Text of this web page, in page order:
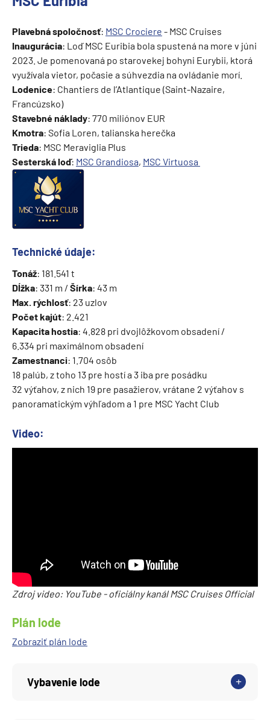
Plavebná spoločnosť: MSC Crociere - MSC Cruises
Inaugurácia: Loď MSC Euribia bola spustená na more v júni
2023. Je pomenovaná po starovekej bohyni Eurybii, ktorá
využívala vietor, počasie a súhvezdia na ovládanie morí.
Lodenice: Chantiers de l’Atlantique (Saint-Nazaire,
Francúzsko)
Stavebné náklady: 770 miliónov EUR
Kmotra: Sofia Loren, talianska herečka
Trieda: MSC Meraviglia Plus
Sesterská loď: MSC Grandiosa, MSC Virtuosa
Technické údaje:
Tonáž: 181.541 t
Dĺžka: 331 m / Šírka: 43 m
Max. rýchlosť: 23 uzlov
Počet kajút: 2.421
Kapacita hostia: 4.828 pri dvojlôžkovom obsadení /
6.334 pri maximálnom obsadení
Zamestnanci: 1.704 osôb
18 palúb, z toho 13 pre hostí a 3 iba pre posádku
32 výťahov, z nich 19 pre pasažierov, vrátane 2 výťahov s
panoramatickým výhľadom a 1 pre MSC Yacht Club
Video:
Zdroj video: YouTube - oficiálny kanál MSC Cruises Official
Plán lode
Zobraziť plán lode
Vybavenie lode